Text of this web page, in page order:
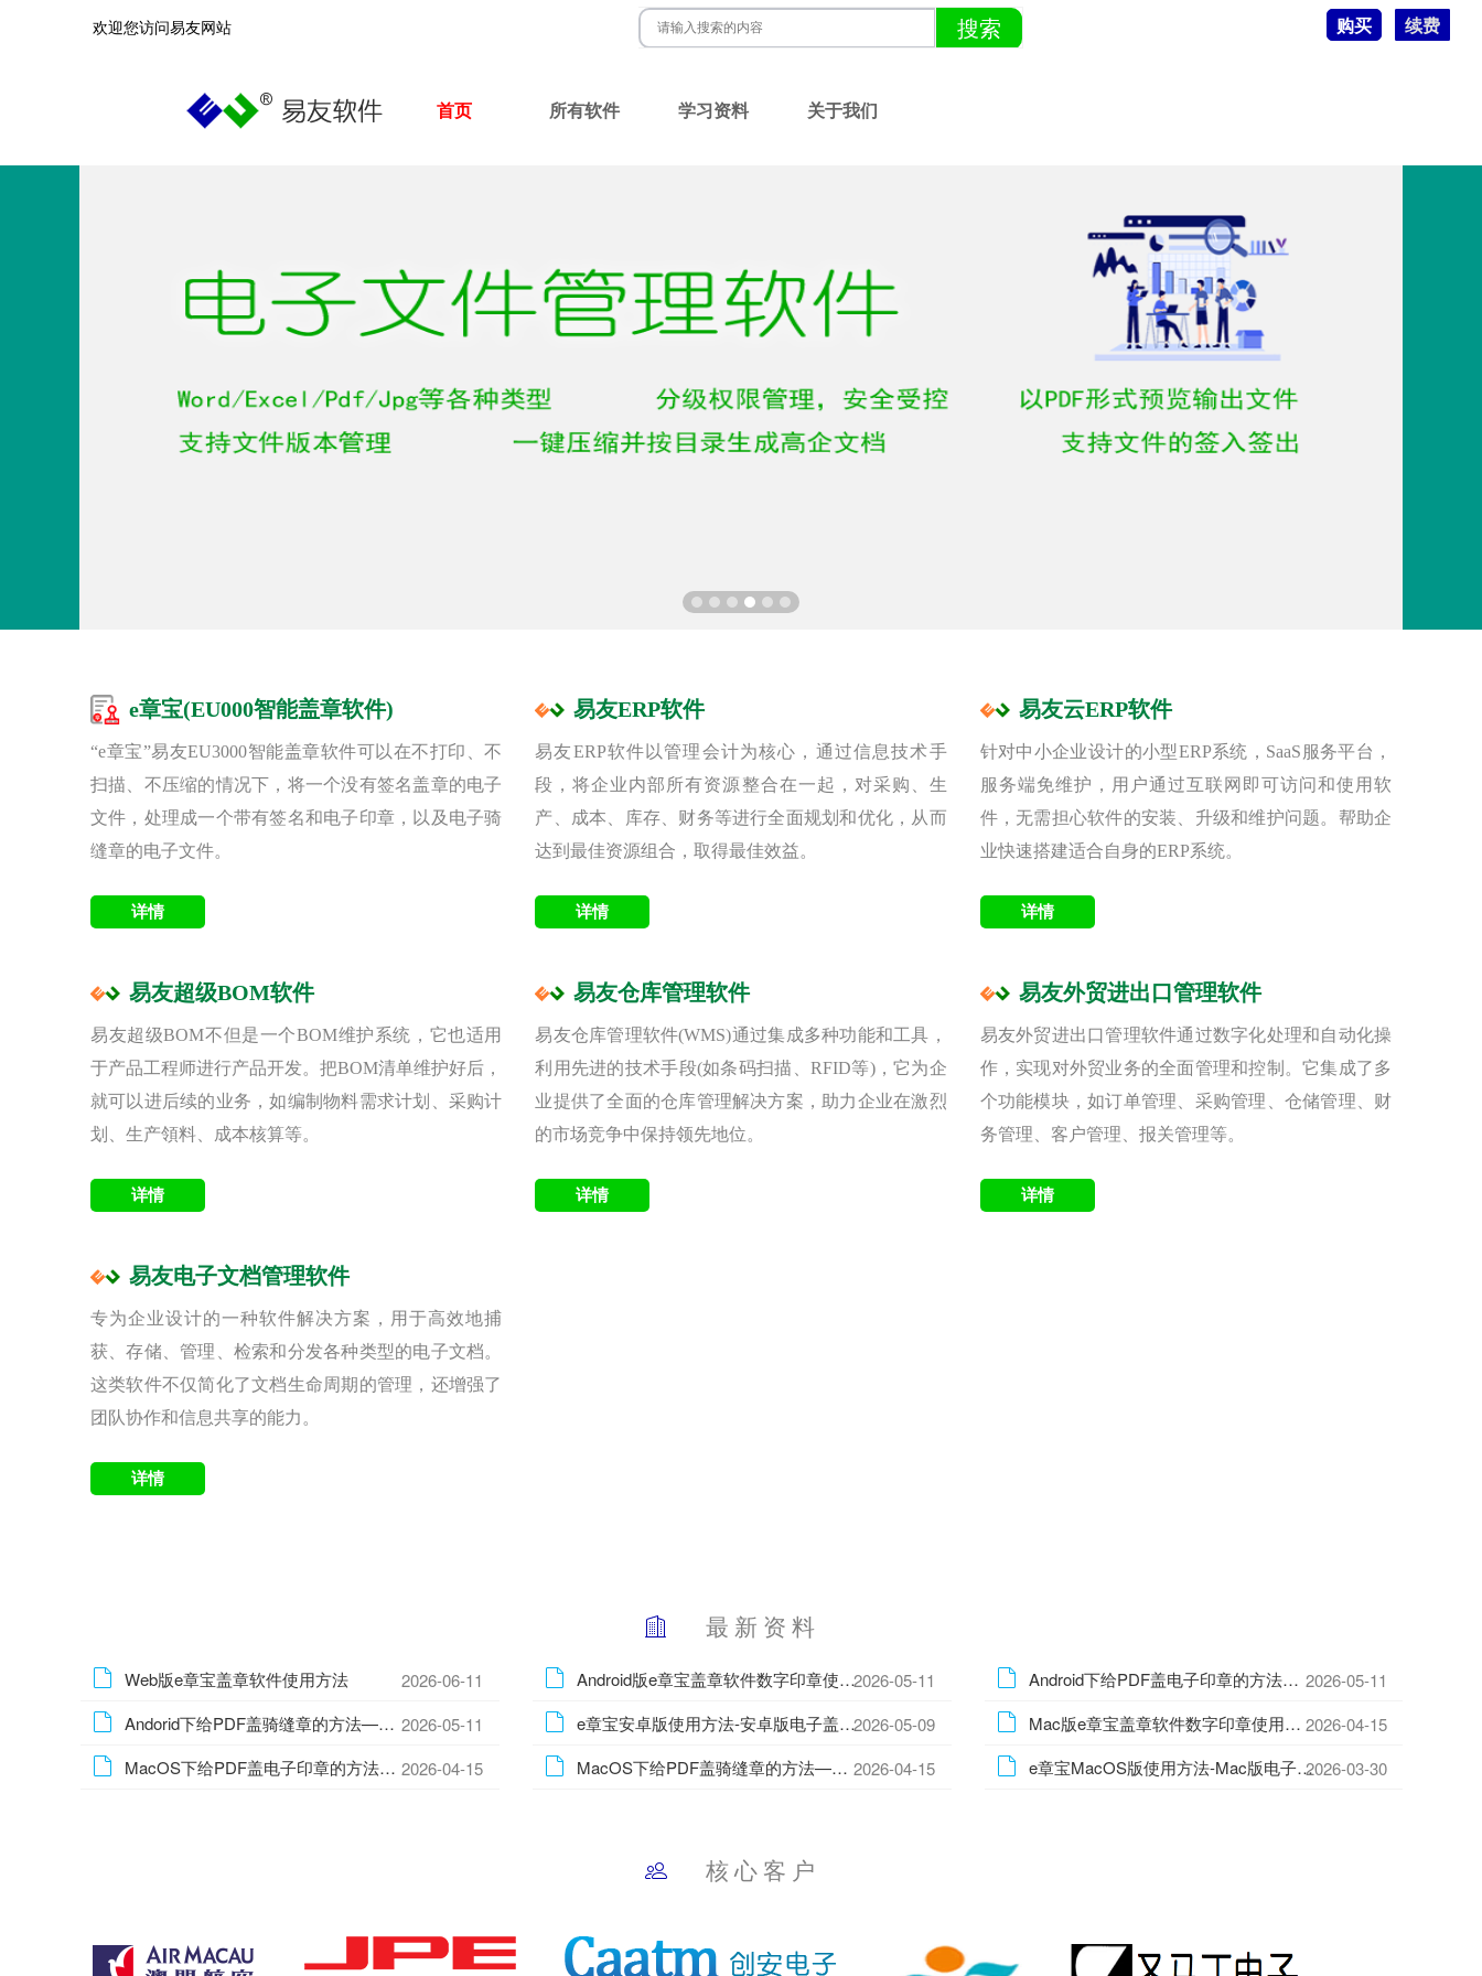
欢迎您访问易友网站
首页 所有软件 学习资料 关于我们
e章宝(EU000智能盖章软件)
“e章宝”易友EU3000智能盖章软件可以在不打印、不
扫描、不压缩的情况下，将一个没有签名盖章的电子
文件，处理成一个带有签名和电子印章，以及电子骑
缝章的电子文件。
易友ERP软件
易友ERP软件以管理会计为核心，通过信息技术手
段，将企业内部所有资源整合在一起，对采购、生
产、成本、库存、财务等进行全面规划和优化，从而
达到最佳资源组合，取得最佳效益。
易友云ERP软件
针对中小企业设计的小型ERP系统，SaaS服务平台，
服务端免维护，用户通过互联网即可访问和使用软
件，无需担心软件的安装、升级和维护问题。帮助企
业快速搭建适合自身的ERP系统。
易友超级BOM软件
易友超级BOM不但是一个BOM维护系统，它也适用
于产品工程师进行产品开发。把BOM清单维护好后，
就可以进后续的业务，如编制物料需求计划、采购计
划、生产領料、成本核算等。
易友仓库管理软件
易友仓库管理软件(WMS)通过集成多种功能和工具，
利用先进的技术手段(如条码扫描、RFID等)，它为企
业提供了全面的仓库管理解决方案，助力企业在激烈
的市场竞争中保持领先地位。
易友外贸进出口管理软件
易友外贸进出口管理软件通过数字化处理和自动化操
作，实现对外贸业务的全面管理和控制。它集成了多
个功能模块，如订单管理、采购管理、仓储管理、财
务管理、客户管理、报关管理等。
易友电子文档管理软件
专为企业设计的一种软件解决方案，用于高效地捕
获、存储、管理、检索和分发各种类型的电子文档。
这类软件不仅简化了文档生命周期的管理，还增强了
团队协作和信息共享的能力。
最 新 资 料
Web版e章宝盖章软件使用方法 2026-06-11 Android版e章宝盖章软件数字印章使用方法2026-05-11 Android下给PDF盖电子印章的方法—安卓手机批量盖电子印章的方法 2026-05-11
Andorid下给PDF盖骑缝章的方法—安卓手机批量盖骑缝章的方法 2026-05-11 e章宝安卓版使用方法-安卓版电子盖章软件使用方法2026-05-09 Mac版e章宝盖章软件数字印章使用方法 2026-04-15
MacOS下给PDF盖电子印章的方法—Mac批量盖电子印章的方法 2026-04-15 MacOS下给PDF盖骑缝章的方法—Mac批量盖骑缝章的方法 2026-04-15 e章宝MacOS版使用方法-Mac版电子盖章软件使用方法2026-03-30
核 心 客 户